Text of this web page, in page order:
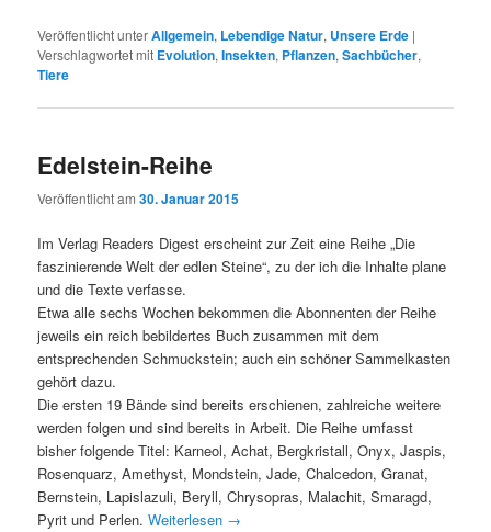
Veröffentlicht unterAllgemein, Lebendige Natur, Unsere Erde |
Verschlagwortet mit Evolution,Insekten, Pflanzen,Sachbücher,
Tiere
Edelstein-Reihe
Veröffentlicht am30. Januar 2015
Im Verlag Readers Digest erscheint zur Zeit eine Reihe „Die
faszinierende Welt der edlen Steine“, zu der ich die Inhalte plane
und die Texte verfasse.
Etwa alle sechs Wochen bekommen die Abonnenten der Reihe
jeweils ein reich bebildertes Buch zusammen mit dem
entsprechenden Schmuckstein; auch ein schöner Sammelkasten
gehört dazu.
Die ersten 19 Bände sind bereits erschienen, zahlreiche weitere
werden folgen und sind bereits in Arbeit. Die Reihe umfasst
bisher folgende Titel: Karneol, Achat, Bergkristall, Onyx, Jaspis,
Rosenquarz, Amethyst, Mondstein, Jade, Chalcedon, Granat,
Bernstein, Lapislazuli, Beryll, Chrysopras, Malachit, Smaragd,
Pyrit und Perlen.Weiterlesen →